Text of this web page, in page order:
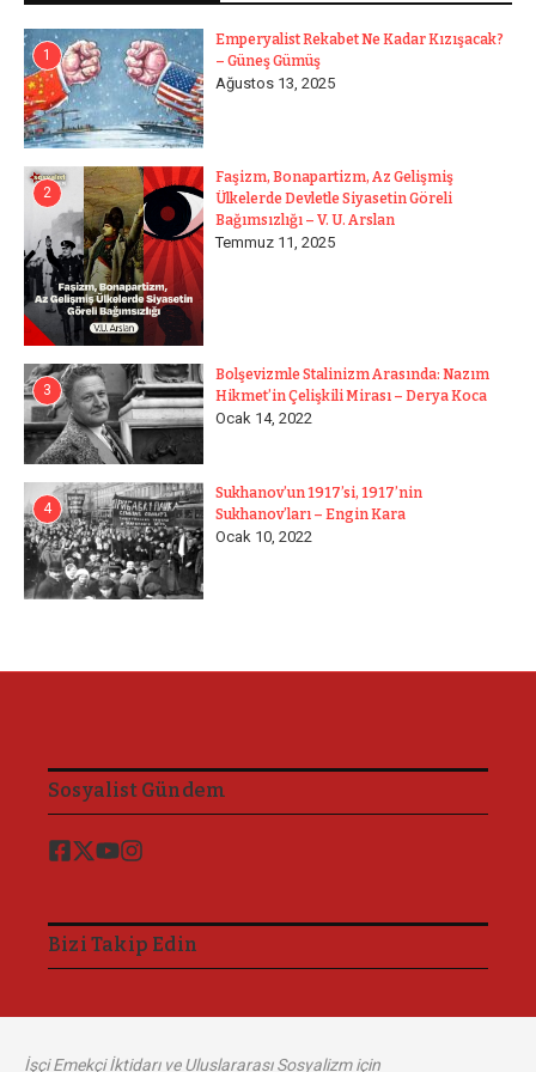
1
Emperyalist Rekabet Ne Kadar Kızışacak?
– Güneş Gümüş
Ağustos 13, 2025
2
Faşizm, Bonapartizm, Az Gelişmiş
Ülkelerde Devletle Siyasetin Göreli
Bağımsızlığı – V. U. Arslan
Temmuz 11, 2025
3
Bolşevizmle Stalinizm Arasında: Nazım
Hikmet’in Çelişkili Mirası – Derya Koca
Ocak 14, 2022
4
Sukhanov’un 1917’si, 1917’nin
Sukhanov’ları – Engin Kara
Ocak 10, 2022
Sosyalist Gündem
Bizi Takip Edin
İşçi Emekçi İktidarı ve Uluslararası Sosyalizm için